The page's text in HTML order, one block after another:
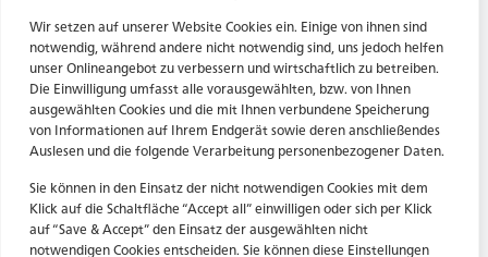
Wir setzen auf unserer Website Cookies ein. Einige von ihnen sind
notwendig, während andere nicht notwendig sind, uns jedoch helfen
unser Onlineangebot zu verbessern und wirtschaftlich zu betreiben.
Die Einwilligung umfasst alle vorausgewählten, bzw. von Ihnen
ausgewählten Cookies und die mit Ihnen verbundene Speicherung
von Informationen auf Ihrem Endgerät sowie deren anschließendes
Auslesen und die folgende Verarbeitung personenbezogener Daten.
Sie können in den Einsatz der nicht notwendigen Cookies mit dem
Klick auf die Schaltfläche “Accept all” einwilligen oder sich per Klick
auf “Save & Accept” den Einsatz der ausgewählten nicht
notwendigen Cookies entscheiden. Sie können diese Einstellungen
74072 Heilbronn
→ Anfahrtsplan Heilbronn
Datenschutzerklärung
Impressum
E-Mail: kontakt@forwerts.com
FFM – Friedensstraße 11
60311 Frankfurt am Main
→ Anfahrtsplan Frankfurt
HN – Gymnasiumstraße 35
74072 Heilbronn
→ Anfahrtsplan Heilbronn